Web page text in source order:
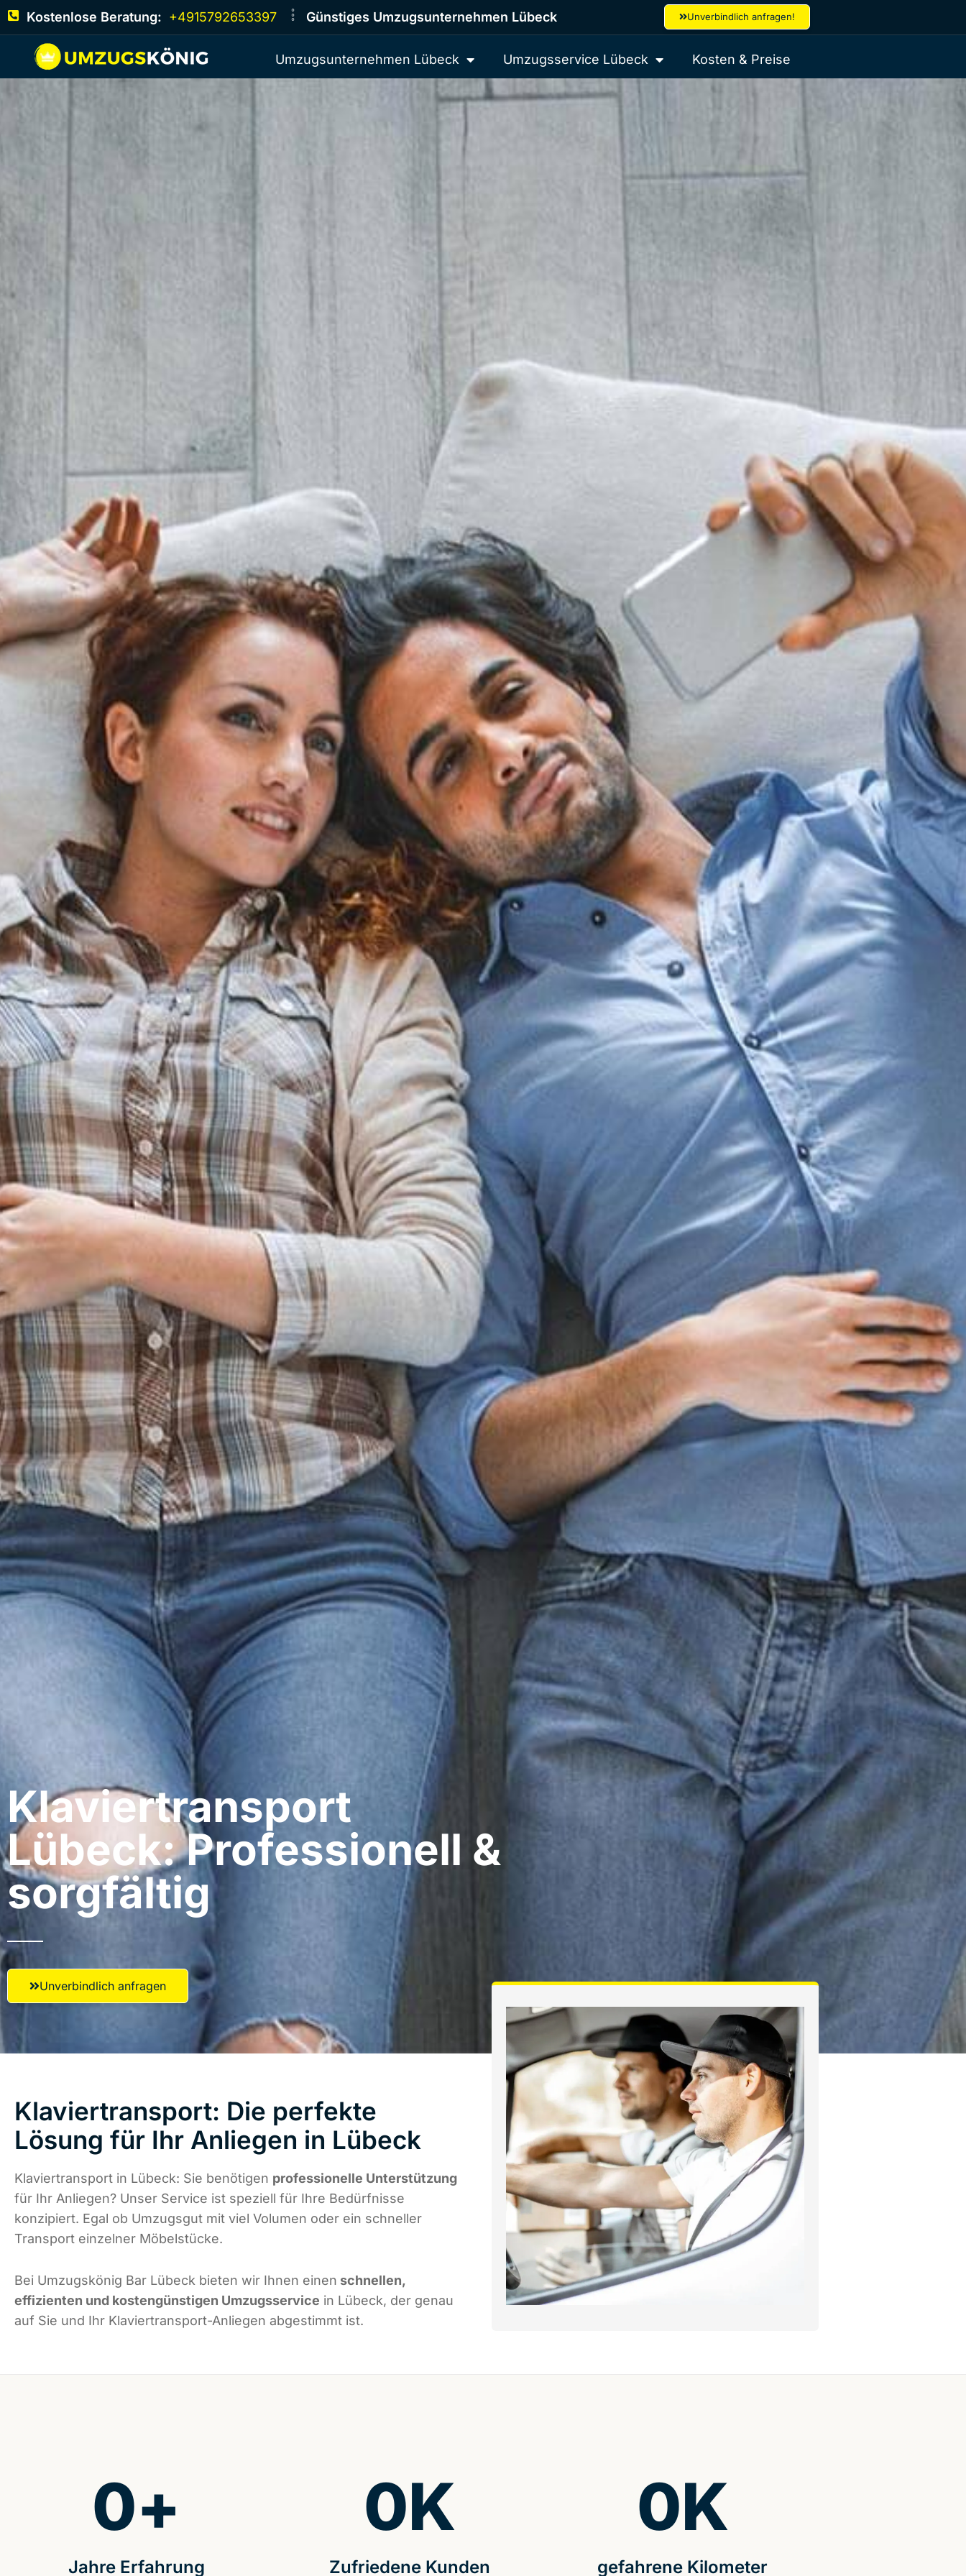
Kostenlose Beratung: +4915792653397 Günstiges Umzugsunternehmen Lübeck Unverbindlich anfragen!
Umzugsunternehmen Lübeck Umzugsservice Lübeck Kosten & Preise
Klaviertransport
Lübeck: Professionell &
sorgfältig
Unverbindlich anfragen
Klaviertransport: Die perfekte
Lösung für Ihr Anliegen in Lübeck
Klaviertransport in Lübeck: Sie benötigen professionelle Unterstützung
für Ihr Anliegen? Unser Service ist speziell für Ihre Bedürfnisse
konzipiert. Egal ob Umzugsgut mit viel Volumen oder ein schneller
Transport einzelner Möbelstücke.
Bei Umzugskönig Bar Lübeck bieten wir Ihnen einen schnellen,
effizienten und kostengünstigen Umzugsservice in Lübeck, der genau
auf Sie und Ihr Klaviertransport-Anliegen abgestimmt ist.
Jahre Erfahrung
0+
Zufriedene Kunden
0K
gefahrene Kilometer
0K